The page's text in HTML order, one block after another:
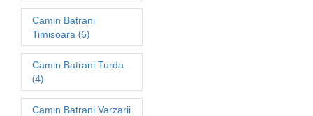
Camin Batrani
Timisoara (6)
Camin Batrani Turda
(4)
Camin Batrani Varzarii